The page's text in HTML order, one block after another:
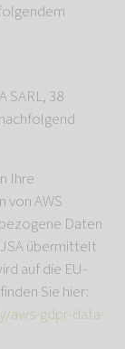
SARL, 38
Ihre
von AWS
Daten
übermittelt
auf die EU-
Sie hier:
aws-gdpr-data-